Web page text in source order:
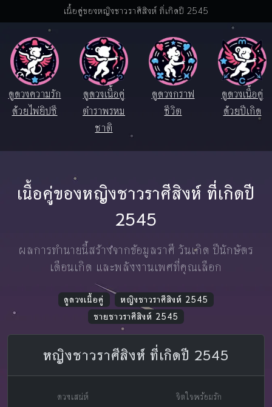
เนื้อคู่ของหญิงชาวราศีสิงห์ ที่เกิดปี 2545
ดูดวงความรัก
ด้วยไพ่ยิปซี
ดูดวงเนื้อคู่
ตำราพรหม
ชาติ
ดูดวงกราฟ
ชีวิต
ดูดวงเนื้อคู่
ด้วยปีเกิด
เนื้อคู่ของหญิงชาวราศีสิงห์ ที่เกิดปี
2545
ผลการทำนายนี้สร้างจากข้อมูลราศี วันเกิด ปีนักษัตร
เดือนเกิด และพลังงานเพศที่คุณเลือก
ดูดวงเนื้อคู่
หญิงชาวราศีสิงห์ 2545
ชายชาวราศีสิงห์ 2545
หญิงชาวราศีสิงห์ ที่เกิดปี 2545
ดวงเสน่ห์ จิตใจพร้อมรัก